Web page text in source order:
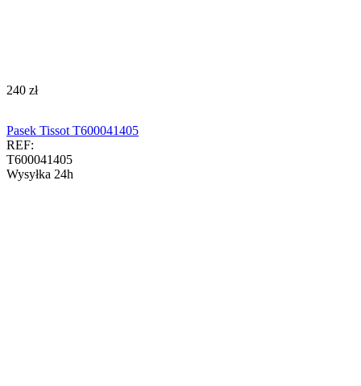
‍240‍ zł
Pasek Tissot T600041405
REF:
T600041405
Wysyłka 24h